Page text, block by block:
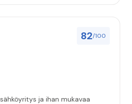
82/100
ja ihan mukavaa